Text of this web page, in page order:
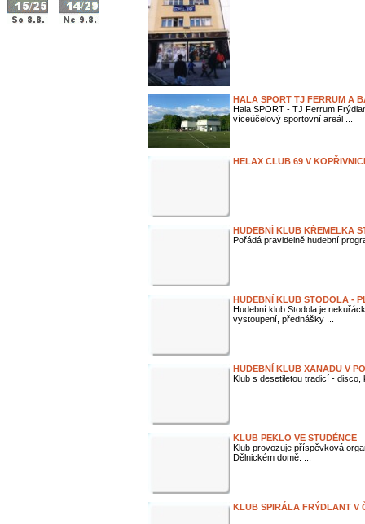
HALA SPORT TJ FERRUM A
Hala SPORT - TJ Ferrum
víceúčelový sportovní areál ...
HELAX CLUB 69 V KOPŘIVNICI
HUDEBNÍ KLUB KŘEMELKA
Pořádá pravidelně hudební
HUDEBNÍ KLUB STODOLA -
Hudební klub Stodola je
vystoupení, přednášky ...
HUDEBNÍ KLUB XANADU V
Klub s desetiletou tradicí - disco,
KLUB PEKLO VE STUDÉNCE
Klub provozuje příspěvková
Dělnickém domě. ...
KLUB SPIRÁLA FRÝDLANT V